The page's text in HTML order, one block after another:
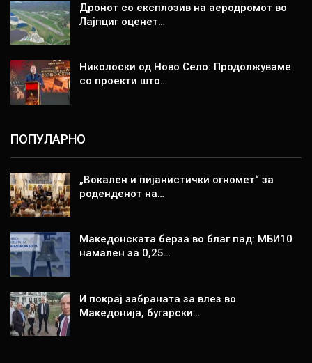
Дронот со експлозив на аеродромот во
Лајпциг оценет…
Николоски од Ново Село: Продолжуваме
со проекти што…
ПОПУЛАРНО
„Вокален и пијанистички огномет“ за
роденденот на…
Македонската берза во благ пад: МБИ10
намален за 0,25…
И покрај забраната за влез во
Македонија, бугарски…